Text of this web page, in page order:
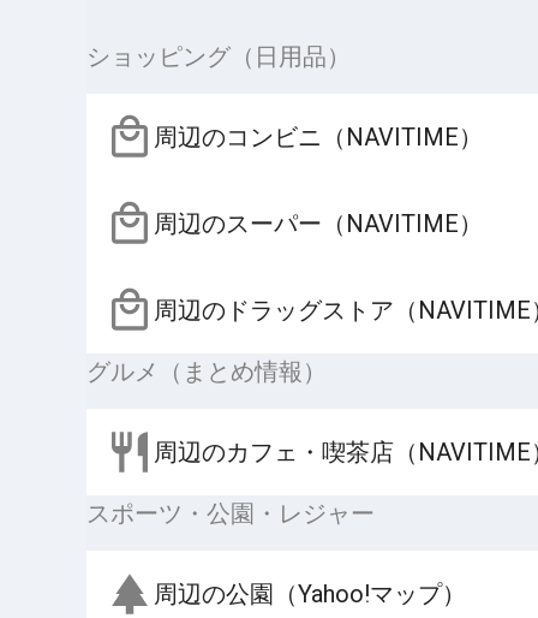
ショッピング（日用品）
周辺のコンビニ（NAVITIME）
周辺のスーパー（NAVITIME）
周辺のドラッグストア（NAVITIME
グルメ（まとめ情報）
周辺のカフェ・喫茶店（NAVITIME
スポーツ・公園・レジャー
周辺の公園（Yahoo!マップ）